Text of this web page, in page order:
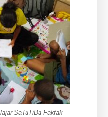
SaTuTiBa Fakfak